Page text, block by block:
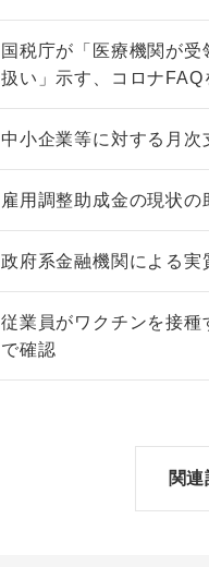
国税庁が「医療機関が
扱い」示す、コロナFAQ
中小企業等に対する月
雇用調整助成金の現状
政府系金融機関による
従業員がワクチンを接
で確認
関